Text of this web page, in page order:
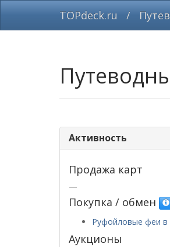
TOPdeck.ru /
Активность
Продажа карт
—
Покупка / обмен
Руфойловые феи в
Аукционы